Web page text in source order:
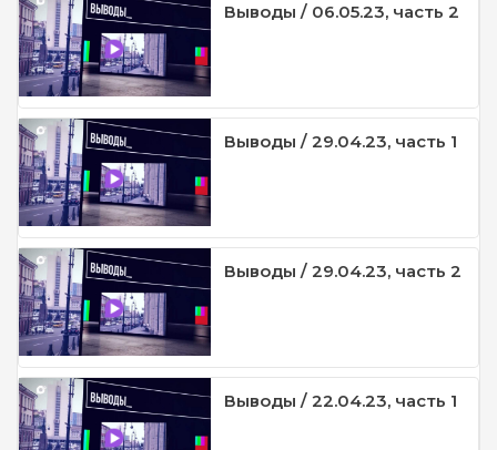
Выводы / 06.05.23, часть 2
Выводы / 29.04.23, часть 1
Выводы / 29.04.23, часть 2
Выводы / 22.04.23, часть 1